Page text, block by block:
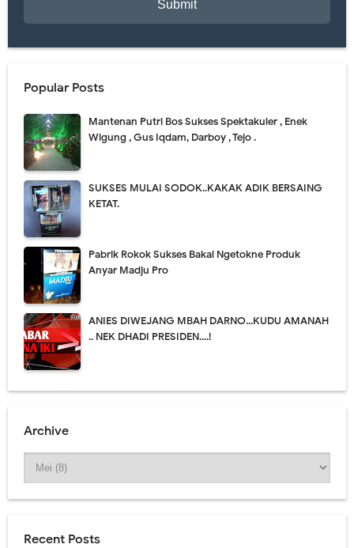
Popular Posts
Mantenan Putri Bos Sukses Spektakuler , Enek
Wigung , Gus Iqdam, Darboy , Tejo .
SUKSES MULAI SODOK..KAKAK ADIK BERSAING
KETAT.
Pabrik Rokok Sukses Bakal Ngetokne Produk
Anyar Madju Pro
ANIES DIWEJANG MBAH DARNO...KUDU AMANAH
.. NEK DHADI PRESIDEN....!
Archive
Recent Posts